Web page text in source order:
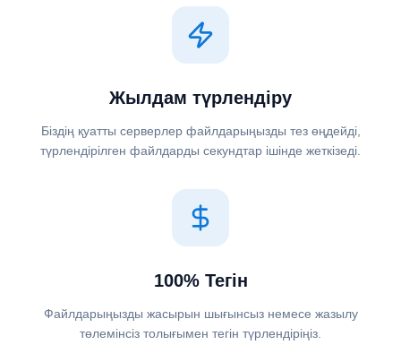
Жылдам түрлендіру
Біздің қуатты серверлер файлдарыңызды тез өңдейді,
түрлендірілген файлдарды секундтар ішінде жеткізеді.
100% Тегін
Файлдарыңызды жасырын шығынсыз немесе жазылу
төлемінсіз толығымен тегін түрлендіріңіз.